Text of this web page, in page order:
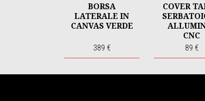
BORSA
LATERALE IN
CANVAS VERDE
389 €
COVER
CNC
89 €